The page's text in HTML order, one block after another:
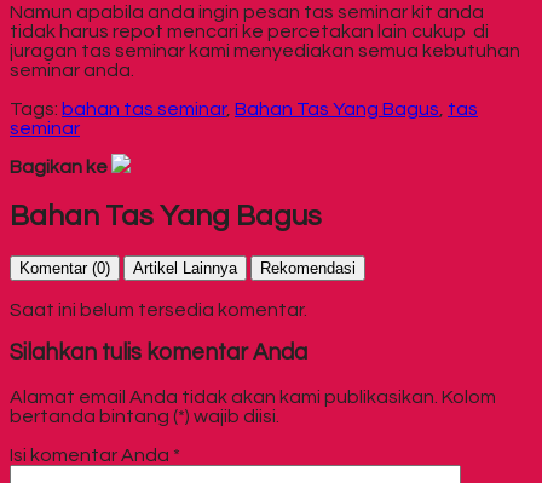
Namun apabila anda ingin pesan tas seminar kit anda
tidak harus repot mencari ke percetakan lain cukup di
juragan tas seminar kami menyediakan semua kebutuhan
seminar anda.
Tags: bahan tas seminar, Bahan Tas Yang Bagus tas
seminar
Bagikan ke
Bahan Tas Yang Bagus
Komentar (0) Artikel Lainnya Rekomendasi
Saat ini belum tersedia komentar.
Silahkan tulis komentar Anda
Alamat email Anda tidak akan kami publikasikan. Kolom
bertanda bintang (*) wajib diisi.
Isi komentar Anda *